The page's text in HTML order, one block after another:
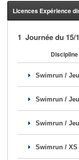
Pass Rentrée Bougez/
Se former
FAQ
Licences Expérience
1 Journée du 15/
Swimrun /
Swimrun /
Swimrun /
Swimrun / XS